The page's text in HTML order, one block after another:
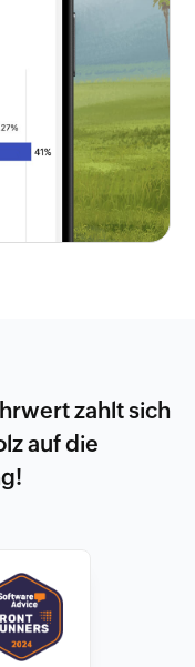
zahlt sich
auf die